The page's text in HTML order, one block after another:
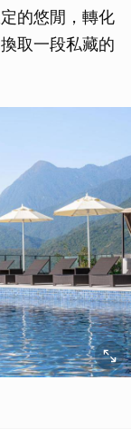
的悠閒，轉化
取一段私藏的